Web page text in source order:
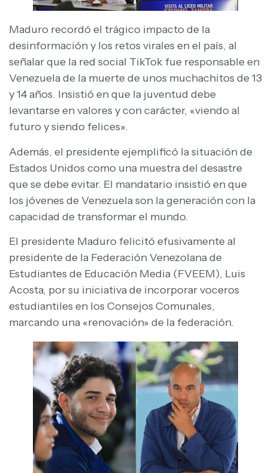
Maduro recordó el trágico impacto de la
desinformación y los retos virales en el país, al
señalar que la red social TikTok fue responsable en
Venezuela de la muerte de unos muchachitos de 13
y 14 años. Insistió en que la juventud debe
levantarse en valores y con carácter, «viendo al
futuro y siendo felices».
Además, el presidente ejemplificó la situación de
Estados Unidos como una muestra del desastre
que se debe evitar. El mandatario insistió en que
los jóvenes de Venezuela son la generación con la
capacidad de transformar el mundo.
El presidente Maduro felicitó efusivamente al
presidente de la Federación Venezolana de
Estudiantes de Educación Media (FVEEM), Luis
Acosta, por su iniciativa de incorporar voceros
estudiantiles en los Consejos Comunales,
marcando una «renovación» de la federación.